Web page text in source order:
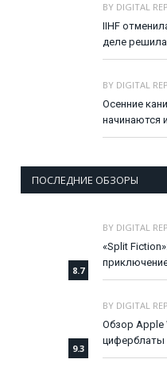
BY DIGITAL
IIHF
деле
BY DIGITAL
Осенние
начинаются
ПОСЛЕДНИЕ ОБЗОРЫ
8.7
BY DIGITAL
«Split
9.3
BY DIGITAL
Обзор Apple
циферблаты